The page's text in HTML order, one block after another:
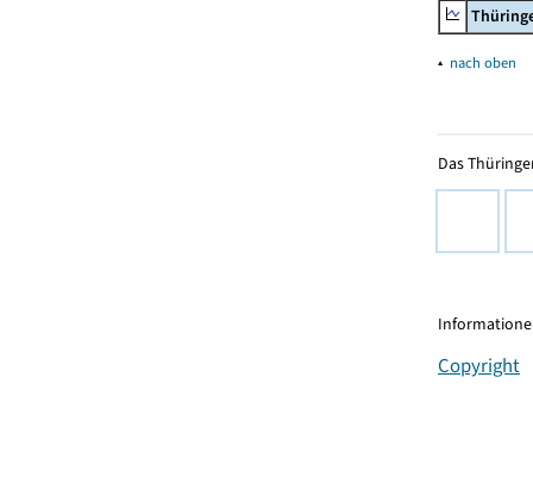
▴ nach oben
Das
Copyright